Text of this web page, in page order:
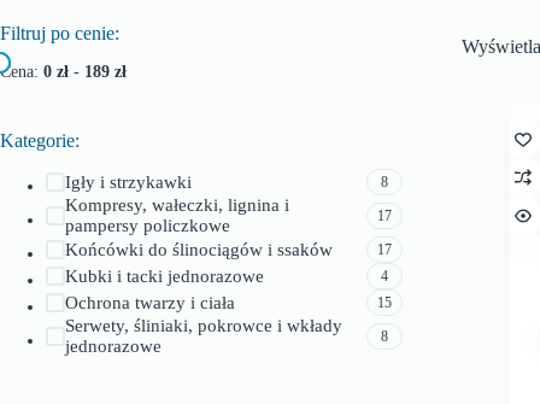
Filtruj po cenie:
Cena: 0 zł - 189 zł
Kategorie:
Igły i strzykawki 8
Kompresy, wałeczki, lignina i
pampersy policzkowe
17
Końcówki do ślinociągów i ssaków 17
Kubki i tacki jednorazowe 4
Ochrona twarzy i ciała 15
Serwety, śliniaki, pokrowce i wkłady
jednorazowe
8